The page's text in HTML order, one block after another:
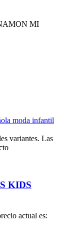
MI
variantes. Las
KIDS
actual es: